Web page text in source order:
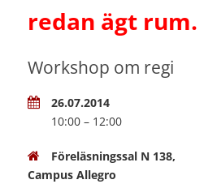
redan ägt rum.
Workshop om regi
26.07.2014
10:00 – 12:00
Föreläsningssal N 138,
Campus Allegro